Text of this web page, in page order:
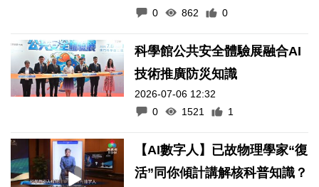
0
862 0
科學館公共安全體驗展融合AI
技術推廣防災知識
2026-07-06 12:32
0
1521 1
【AI數字人】已故物理學家“復
活”同你傾計講解核科普知識？